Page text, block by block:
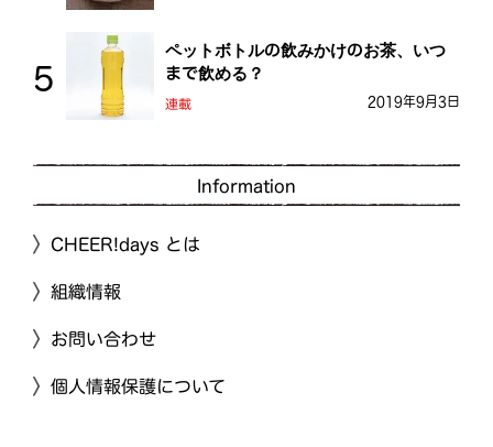
ペットボトルの飲みかけのお茶、いつ
まで飲める？
連載 2019年9月3日
Information
CHEER!days とは
組織情報
お問い合わせ
個人情報保護について